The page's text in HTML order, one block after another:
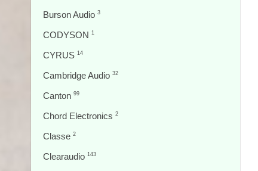
Burson Audio 3
CODYSON 1
CYRUS 14
Cambridge Audio 32
Canton 99
Chord Electronics 2
Classe 2
Clearaudio 143